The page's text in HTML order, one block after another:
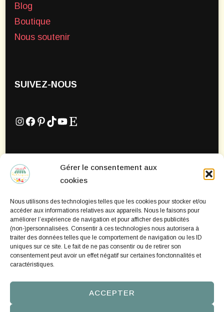
Gérer le consentement aux
cookies
Nous utilisons des technologies telles que les cookies pour stocker et/ou
accéder aux informations relatives aux appareils. Nous le faisons pour
améliorer l’expérience de navigation et pour afficher des publicités
(non-)personnalisées. Consentir à ces technologies nous autorisera à
traiter des données telles que le comportement de navigation ou les ID
uniques sur ce site. Le fait de ne pas consentir ou de retirer son
consentement peut avoir un effet négatif sur certaines fonctonnalités et
caractéristiques.
ACCEPTER
Blog
Boutique
Nous soutenir
SUIVEZ-NOUS
Instagram
Facebook
Pinterest
TikTok
YouTube
Mentions Légales
Politique de cookies